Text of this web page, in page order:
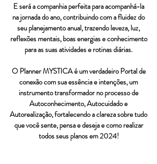
E será a companhia perfeita para acompanhá-la
na jornada do ano, contribuindo com a fluidez do
seu planejamento anual, trazendo leveza, luz,
reflexões mentais, boas energias e conhecimento
para as suas atividades e rotinas diárias.
O Planner MYSTICA é um verdadeiro Portal de
conexão com sua essência e intenções, um
instrumento transformador no processo de
Autoconhecimento, Autocuidado e
Autorealização, fortalecendo a clareza sobre tudo
que você sente, pensa e deseja e como realizar
todos seus planos em 2024!